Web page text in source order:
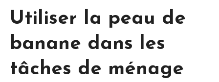
Utiliser la peau de
banane dans les
tâches de ménage